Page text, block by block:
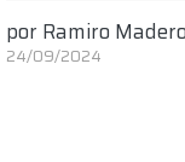
por Ramiro Madero
24/09/2024